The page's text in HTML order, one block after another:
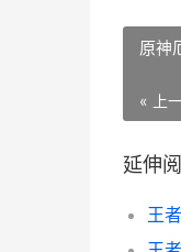
原神
« 上
延伸